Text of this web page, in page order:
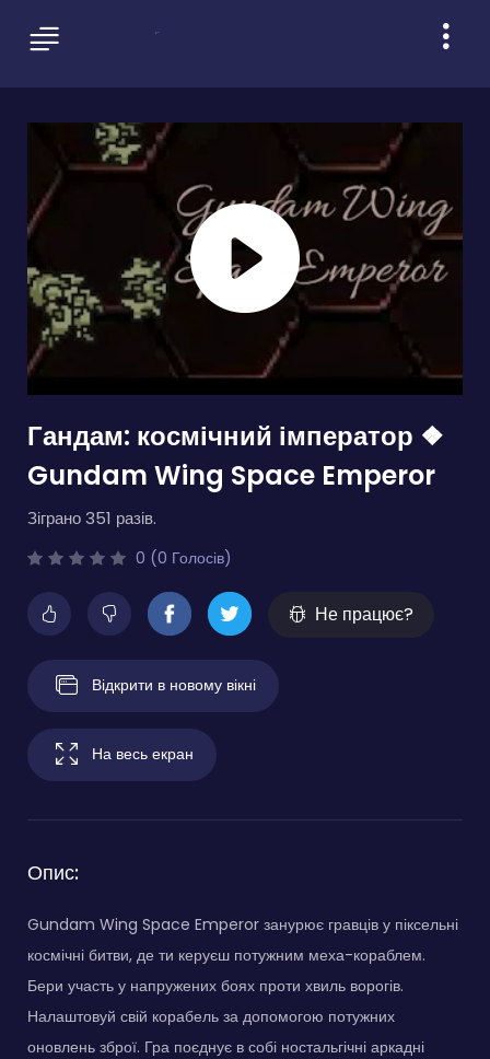
Гандам: космічний імператор ❖
Gundam Wing Space Emperor
Зіграно 351 разів.
0 (0 Голосів)
Не працює?
Відкрити в новому вікні
На весь екран
Опис:
Gundam Wing Space Emperor занурює гравців у піксельні
космічні битви, де ти керуєш потужним меха-кораблем.
Бери участь у напружених боях проти хвиль ворогів.
Налаштовуй свій корабель за допомогою потужних
оновлень зброї. Гра поєднує в собі ностальгічні аркадні